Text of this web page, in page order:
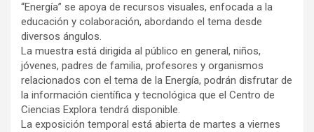
“Energía” se apoya de recursos visuales, enfocada a la
educación y colaboración, abordando el tema desde
diversos ángulos.
La muestra está dirigida al público en general, niños,
jóvenes, padres de familia, profesores y organismos
relacionados con el tema de la Energía, podrán disfrutar de
la información científica y tecnológica que el Centro de
Ciencias Explora tendrá disponible.
La exposición temporal está abierta de martes a viernes